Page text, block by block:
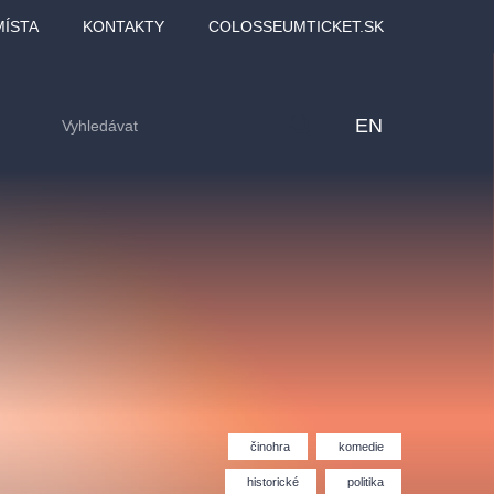
KONTAKTY COLOSSEUMTICKET.SK
EN
činohra komedie
historické politika
Filmový orchestr Praha
v Novoměstské radnici